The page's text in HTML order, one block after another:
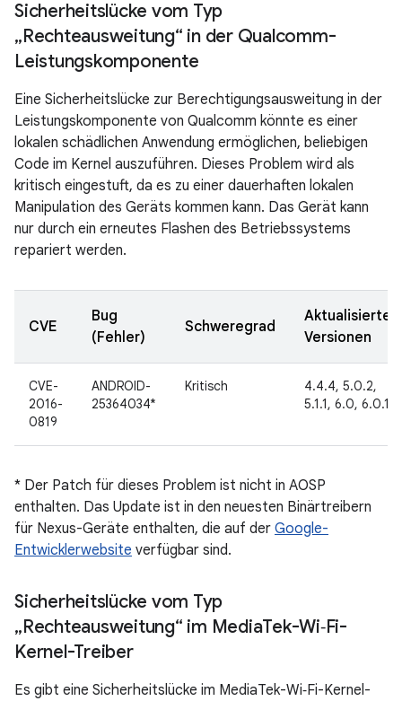
Sicherheitslücke vom Typ
„Rechteausweitung“ in der Qualcomm-
Leistungskomponente
Eine Sicherheitslücke zur Berechtigungsausweitung in der
Leistungskomponente von Qualcomm könnte es einer
lokalen schädlichen Anwendung ermöglichen, beliebigen
Code im Kernel auszuführen. Dieses Problem wird als
kritisch eingestuft, da es zu einer dauerhaften lokalen
Manipulation des Geräts kommen kann. Das Gerät kann
nur durch ein erneutes Flashen des Betriebssystems
repariert werden.
CVE
Bug
(Fehler)
Schweregrad
Aktualisierte
Versionen
CVE-
2016-
0819
ANDROID-
25364034*
Kritisch
4.4.4, 5.0.2,
5.1.1, 6.0, 6.0.1
* Der Patch für dieses Problem ist nicht in AOSP
enthalten. Das Update ist in den neuesten Binärtreibern
für Nexus-Geräte enthalten, die auf der Google-
Entwicklerwebsite verfügbar sind.
Sicherheitslücke vom Typ
„Rechteausweitung“ im MediaTek-Wi‑Fi-
Kernel-Treiber
Es gibt eine Sicherheitslücke im MediaTek-Wi‑Fi-Kernel-